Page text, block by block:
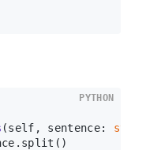
(self, sentence: str
PYTHON